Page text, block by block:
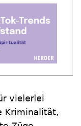
vielerlei
Kriminalität,